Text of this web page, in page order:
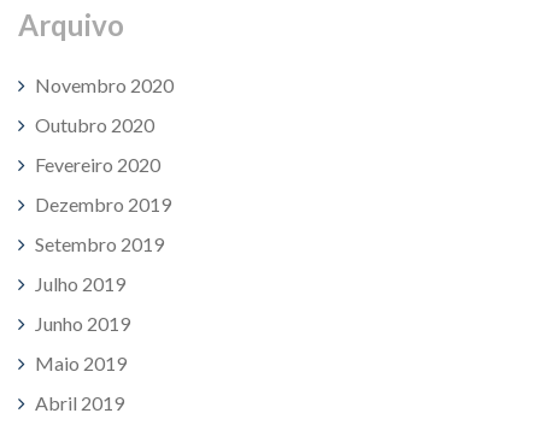
Arquivo
Novembro 2020
Outubro 2020
Fevereiro 2020
Dezembro 2019
Setembro 2019
Julho 2019
Junho 2019
Maio 2019
Abril 2019